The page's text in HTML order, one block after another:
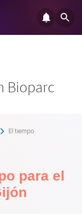
Bioparc
El tiempo
para el